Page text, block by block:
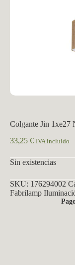
Colgante Jin 1xe27
33,25 € IVA incluido
Sin existencias
SKU: 176294002
Fabrilamp